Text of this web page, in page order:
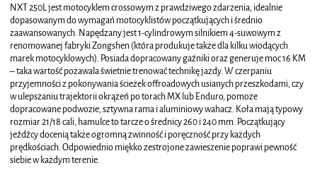
NXT 250L jest motocyklem crossowym z prawdziwego zdarzenia, idealnie
dopasowanym do wymagań motocyklistów początkujących i średnio
zaawansowanych. Napędzany jest 1-cylindrowym silnikiem 4-suwowym z
renomowanej fabryki Zongshen (która produkuje także dla kilku wiodących
marek motocyklowych). Posiada dopracowany gaźniki oraz generuje moc 16 KM
– taka wartość pozawala świetnie trenować technikę jazdy. W czerpaniu
przyjemności z pokonywania ścieżek offroadowych usianych przeszkodami, czy
w ulepszaniu trajektorii okrążeń po torach MX lub Enduro, pomoże
dopracowane podwozie, sztywna rama i aluminiowy wahacz. Koła mają typowy
rozmiar 21/18 cali, hamulce to tarcze o średnicy 260 i 240 mm. Początkujący
jeźdźcy docenią także ogromną zwinność i poręczność przy każdych
prędkościach. Odpowiednio miękko zestrojone zawieszenie poprawi pewność
siebie w każdym terenie.